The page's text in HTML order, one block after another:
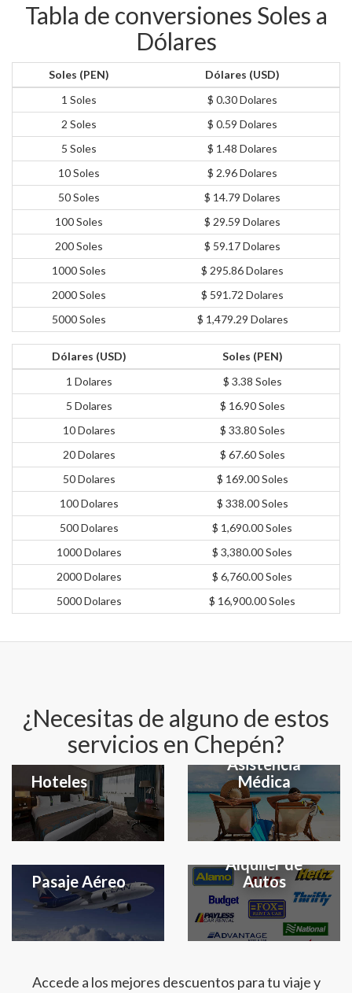
Tabla de conversiones Soles a
Dólares
Soles (PEN)
Dólares (USD)
1 Soles
$ 0.30 Dolares
2 Soles
$ 0.59 Dolares
5 Soles
$ 1.48 Dolares
10 Soles
$ 2.96 Dolares
50 Soles
$ 14.79 Dolares
100 Soles
$ 29.59 Dolares
200 Soles
$ 59.17 Dolares
1000 Soles
$ 295.86 Dolares
2000 Soles
$ 591.72 Dolares
5000 Soles
$ 1,479.29 Dolares
Dólares (USD)
Soles (PEN)
1 Dolares
$ 3.38 Soles
5 Dolares
$ 16.90 Soles
10 Dolares
$ 33.80 Soles
20 Dolares
$ 67.60 Soles
50 Dolares
$ 169.00 Soles
100 Dolares
$ 338.00 Soles
500 Dolares
$ 1,690.00 Soles
1000 Dolares
$ 3,380.00 Soles
2000 Dolares
$ 6,760.00 Soles
5000 Dolares
$ 16,900.00 Soles
¿Necesitas de alguno de estos
servicios en Chepén?
Hoteles
Seguro y
Asistencia
Médica
Pasaje Aéreo
Alquiler de
Autos
Accede a los mejores descuentos para tu viaje y